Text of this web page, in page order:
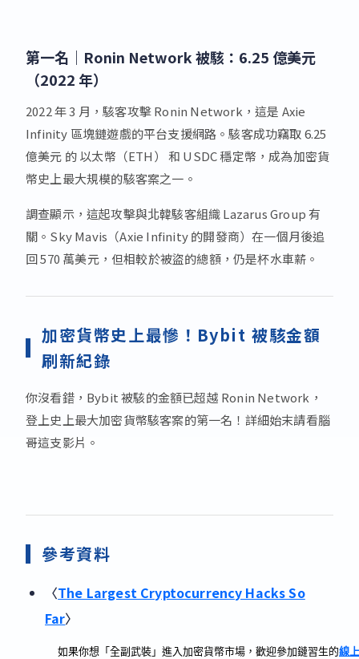
第一名｜Ronin Network 被駭：6.25 億美元
（2022 年）
2022 年 3 月，駭客攻擊 Ronin Network，這是 Axie
Infinity 區塊鏈遊戲的平台支援網路。駭客成功竊取 6.25
億美元 的 以太幣（ETH） 和 USDC 穩定幣，成為加密貨
幣史上最大規模的駭客案之一。
調查顯示，這起攻擊與北韓駭客組織 Lazarus Group 有
關。Sky Mavis（Axie Infinity 的開發商）在一個月後追
回 570 萬美元，但相較於被盜的總額，仍是杯水車薪。
加密貨幣史上最慘！Bybit 被駭金額
刷新紀錄
你沒看錯，Bybit 被駭的金額已超越 Ronin Network，
登上史上最大加密貨幣駭客案的第一名！詳細始末請看腦
哥這支影片。
參考資料
〈The Largest Cryptocurrency Hacks So
Far〉
如果你想「全副武裝」進入加密貨幣市場，歡迎參加鏈習生的線